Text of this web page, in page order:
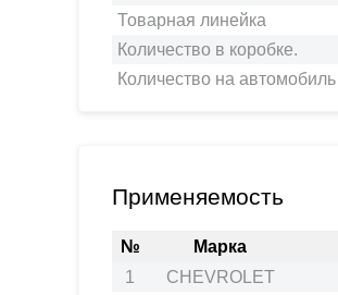
Товарная линейка
Количество в коробке.
Количество на автомобиль
Применяемость
№ Марка
1
CHEVROLET